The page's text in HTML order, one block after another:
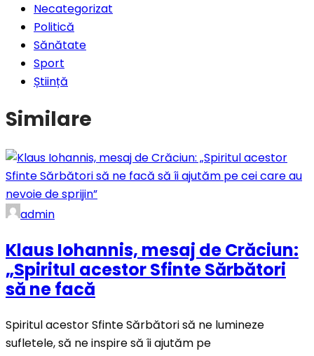
Necategorizat
Politică
Sănătate
Sport
Știință
Similare
admin
Klaus Iohannis, mesaj de Crăciun:
„Spiritul acestor Sfinte Sărbători
să ne facă
Spiritul acestor Sfinte Sărbători să ne lumineze
sufletele, să ne inspire să îi ajutăm pe